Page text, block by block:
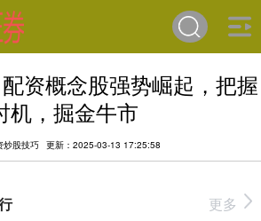
资概念股强势崛起，把握
机，掘金牛市
炒股技巧 更新：2025-03-13 17:25:58
更多